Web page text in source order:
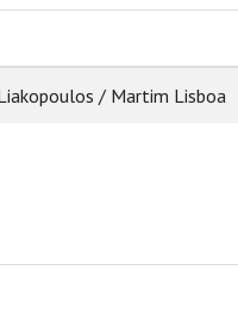
/ Martim Lisboa